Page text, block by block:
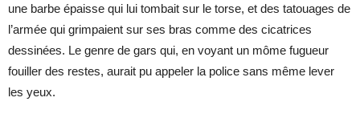
une barbe épaisse qui lui tombait sur le torse, et des tatouages de
l’armée qui grimpaient sur ses bras comme des cicatrices
dessinées. Le genre de gars qui, en voyant un môme fugueur
fouiller des restes, aurait pu appeler la police sans même lever
les yeux.